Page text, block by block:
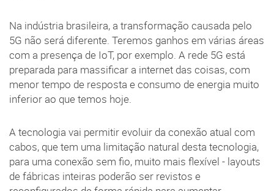
Na indústria brasileira, a transformação causada pelo
5G não será diferente. Teremos ganhos em várias áreas
com a presença de IoT, por exemplo. A rede 5G está
preparada para massificar a internet das coisas, com
menor tempo de resposta e consumo de energia muito
inferior ao que temos hoje.
A tecnologia vai permitir evoluir da conexão atual com
cabos, que tem uma limitação natural desta tecnologia,
para uma conexão sem fio, muito mais flexível - layouts
de fábricas inteiras poderão ser revistos e